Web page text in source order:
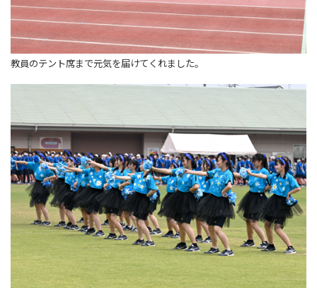
教員のテント席まで元気を届けてくれました。